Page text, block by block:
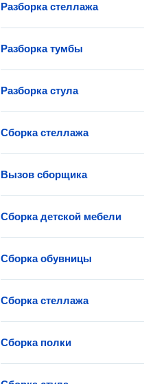
Разборка стеллажа
Разборка тумбы
Разборка стула
Сборка стеллажа
Вызов сборщика
Сборка детской мебели
Сборка обувницы
Сборка стеллажа
Сборка полки